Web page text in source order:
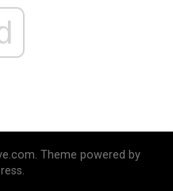
Theme powered by